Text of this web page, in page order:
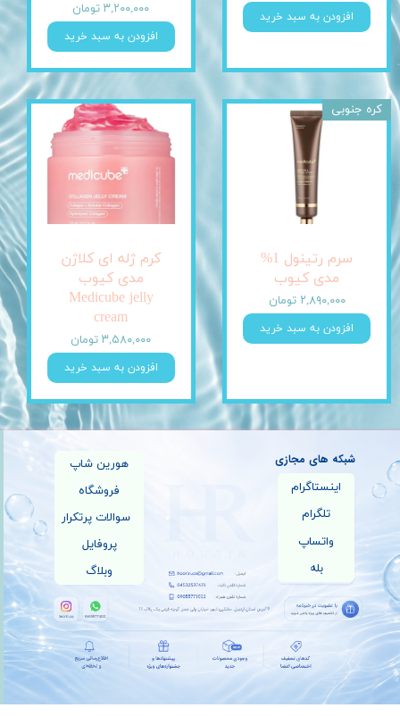
افزودن به سبد خرید ۳,۲۰۰,۰۰۰ تومان
افزودن به سبد خرید
سرم رتینول 1%
مدی کیوب
۲,۸۹۰,۰۰۰ تومان
افزودن به سبد خرید
کره جنوبی
کرم ژله ای کلاژن
مدی کیوب
Medicube jelly
cream
۳,۵۸۰,۰۰۰ تومان
افزودن به سبد خرید
هورین شاپ
فروشگاه
سوالات پرتکرار
پروفایل
وبلاگ
اینستاگرام
تلگرام
واتساپ
بله
شبکه های مجازی